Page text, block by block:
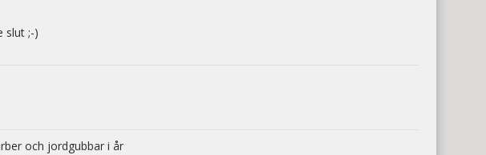
slut ;-)
och jordgubbar i år